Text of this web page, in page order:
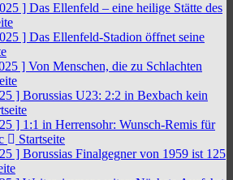
] Das Ellenfeld – eine heilige Stätte des
] Das Ellenfeld-Stadion öffnet seine
] Von Menschen, die zu Schlachten
] Borussias U23: 2:2 in Bexbach kein
] 1:1 in Herrensohr: Wunsch-Remis für
Startseite
] Borussias Finalgegner von 1959 ist 125